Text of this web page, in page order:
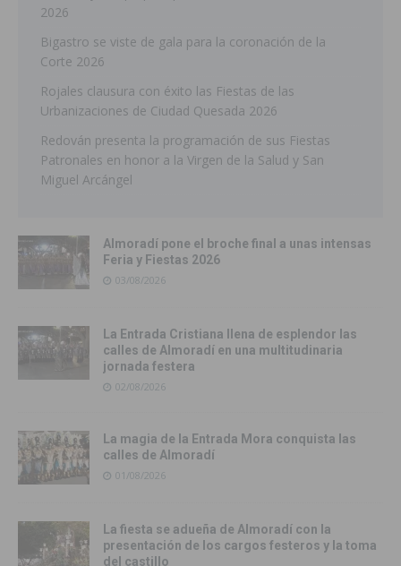
2026
Bigastro se viste de gala para la coronación de la
Corte 2026
Rojales clausura con éxito las Fiestas de las
Urbanizaciones de Ciudad Quesada 2026
Redován presenta la programación de sus Fiestas
Patronales en honor a la Virgen de la Salud y San
Miguel Arcángel
Almoradí pone el broche final a unas intensas
Feria y Fiestas 2026
03/08/2026
La Entrada Cristiana llena de esplendor las
calles de Almoradí en una multitudinaria
jornada festera
02/08/2026
La magia de la Entrada Mora conquista las
calles de Almoradí
01/08/2026
La fiesta se adueña de Almoradí con la
presentación de los cargos festeros y la toma
del castillo